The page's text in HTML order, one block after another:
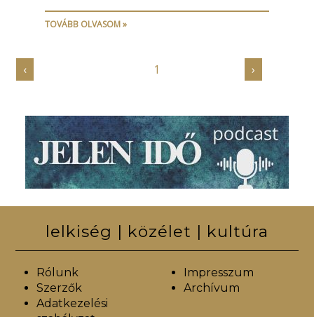
TOVÁBB OLVASOM »
‹ 1 ›
lelkiség | közélet | kultúra
Rólunk
Szerzők
Adatkezelési
Impresszum
Archívum